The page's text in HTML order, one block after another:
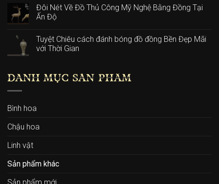
Đôi Nét Về Đồ Thủ Công Mỹ Nghệ Bằng Đồng Tại
Ấn Độ
Tuyệt Chiêu cách đánh bóng đồ đồng Bền Đẹp Mãi
với Thời Gian
DANH MỤC SẢN PHẨM
Bình hoa
Chậu hoa
Linh vật
Sản phẩm khác